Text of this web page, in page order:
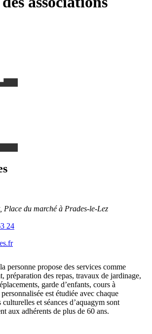
Place du marché à Prades-le-Lez
24
personne propose des services comme
préparation des repas, travaux de jardinage,
garde d’enfants, cours à
est étudiée avec chaque
et séances d’aquagym sont
aux adhérents de plus de 60 ans.